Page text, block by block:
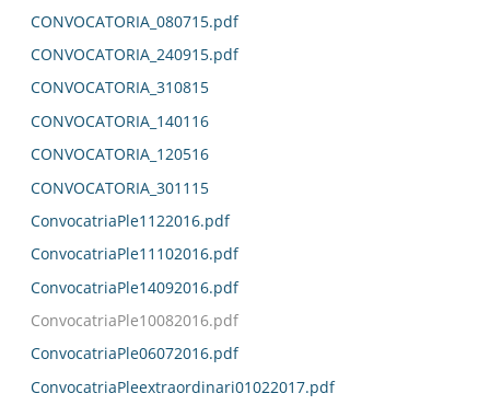
CONVOCATORIA_080715.pdf
CONVOCATORIA_240915.pdf
CONVOCATORIA_310815
CONVOCATORIA_140116
CONVOCATORIA_120516
CONVOCATORIA_301115
ConvocatriaPle1122016.pdf
ConvocatriaPle11102016.pdf
ConvocatriaPle14092016.pdf
ConvocatriaPle10082016.pdf
ConvocatriaPle06072016.pdf
ConvocatriaPleextraordinari01022017.pdf